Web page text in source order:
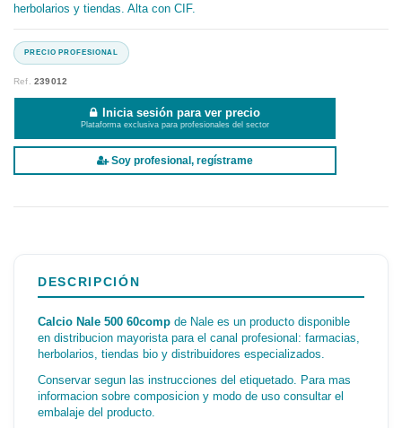
herbolarios y tiendas. Alta con CIF.
Ref.239012
Inicia sesión para ver precio
Plataforma exclusiva para profesionales del sector
Soy profesional, regístrame
DESCRIPCIÓN
Calcio Nale 500 60comp de Nale es un producto disponible
en distribucion mayorista para el canal profesional: farmacias,
herbolarios, tiendas bio y distribuidores especializados.
Conservar segun las instrucciones del etiquetado. Para mas
informacion sobre composicion y modo de uso consultar el
embalaje del producto.